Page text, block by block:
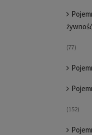
żywność
(77)
(152)